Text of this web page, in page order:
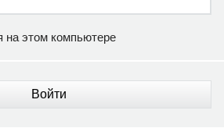
на этом компьютере
Войти